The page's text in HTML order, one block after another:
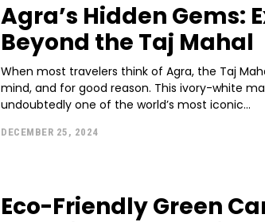
Agra’s Hidden Gems:
Beyond the Taj Mahal
When most travelers think of Agra, the Taj
mind, and for good reason. This ivory-white
undoubtedly one of the world’s most iconic...
DECEMBER 25, 2024
Eco-Friendly Green